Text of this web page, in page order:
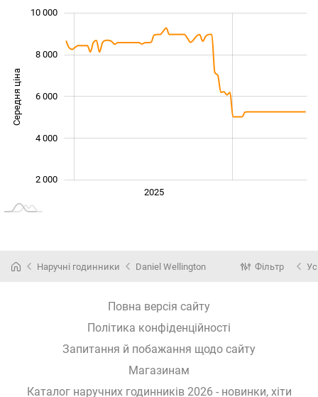
Середня ціна 10 000
2 000
4 000
6 000
8 000
10 000
2025
Наручні годинники Daniel Wellington Фільтр
Повна версія сайту
Політика конфіденційності
Запитання й побажання щодо сайту
Магазинам
Каталог наручних годинників 2026 - новинки, хіти